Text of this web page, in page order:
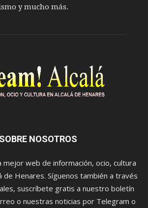
y mucho más.
SOBRE NOSOTROS
mejor web de información, ocio, cultura
de Henares. Síguenos también a través
suscríbete gratis a nuestro boletín
o nuestras noticias por Telegram o